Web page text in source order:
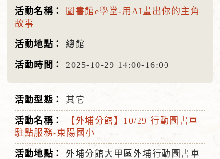
圖書館e學堂-用AI畫出你的主角
故事
總館
2025-10-29 14:00-16:00
其它
【外埔分館】10/29 行動圖書車
駐點服務-東陽國小
外埔分館大甲區外埔行動圖書車